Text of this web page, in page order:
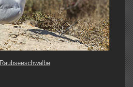
Raubseeschwalbe